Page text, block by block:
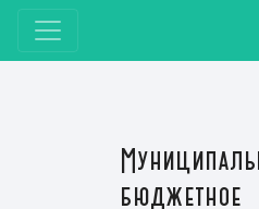
бюджетное